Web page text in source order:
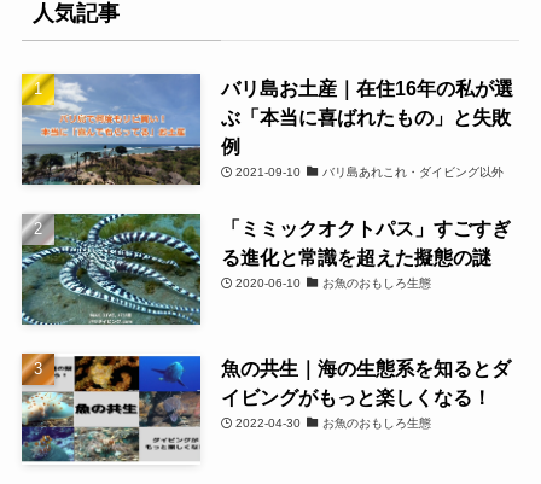
人気記事
バリ島お土産｜在住16年の私が選
ぶ「本当に喜ばれたもの」と失敗
例
2021-09-10 バリ島あれこれ・ダイビング以外
「ミミックオクトパス」すごすぎ
る進化と常識を超えた擬態の謎
2020-06-10 お魚のおもしろ生態
魚の共生｜海の生態系を知るとダ
イビングがもっと楽しくなる！
2022-04-30 お魚のおもしろ生態